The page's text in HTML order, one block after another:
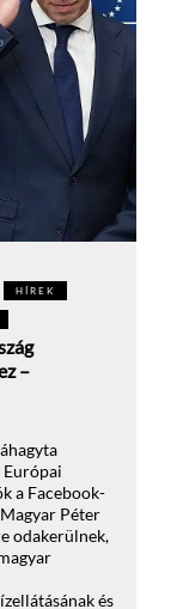
HÍREK
–
Európai
a Facebook-
Péter
odakerülnek,
és